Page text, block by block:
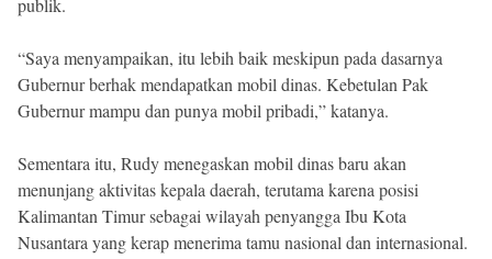
publik.
“Saya menyampaikan, itu lebih baik meskipun pada dasarnya
Gubernur berhak mendapatkan mobil dinas. Kebetulan Pak
Gubernur mampu dan punya mobil pribadi,” katanya.
Sementara itu, Rudy menegaskan mobil dinas baru akan
menunjang aktivitas kepala daerah, terutama karena posisi
Kalimantan Timur sebagai wilayah penyangga Ibu Kota
Nusantara yang kerap menerima tamu nasional dan internasional.